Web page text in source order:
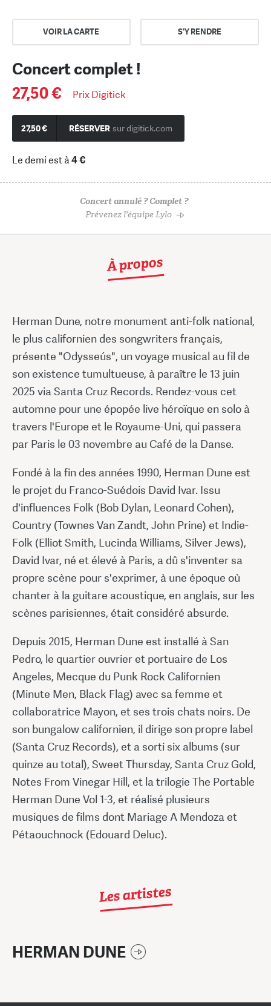
VOIR LA CARTE S'Y RENDRE
Concert complet !
27,50 €
Prix Digitick
27,50 € RÉSERVER sur digitick.com
Le demi est à4 €
Concert annulé ? Complet ?
Prévenez l'équipe Lylo
À propos
Herman Dune, notre monument anti-folk national,
le plus californien des songwriters français,
présente "Odysseús", un voyage musical au fil de
son existence tumultueuse, à paraître le 13 juin
2025 via Santa Cruz Records. Rendez-vous cet
automne pour une épopée live héroïque en solo à
travers l'Europe et le Royaume-Uni, qui passera
par Paris le 03 novembre au Café de la Danse.
Fondé à la fin des années 1990, Herman Dune est
le projet du Franco-Suédois David Ivar. Issu
d'influences Folk (Bob Dylan, Leonard Cohen),
Country (Townes Van Zandt, John Prine) et Indie-
Folk (Elliot Smith, Lucinda Williams, Silver Jews),
David Ivar, né et élevé à Paris, a dû s'inventer sa
propre scène pour s'exprimer, à une époque où
chanter à la guitare acoustique, en anglais, sur les
scènes parisiennes, était considéré absurde.
Depuis 2015, Herman Dune est installé à San
Pedro, le quartier ouvrier et portuaire de Los
Angeles, Mecque du Punk Rock Californien
(Minute Men, Black Flag) avec sa femme et
collaboratrice Mayon, et ses trois chats noirs. De
son bungalow californien, il dirige son propre label
(Santa Cruz Records), et a sorti six albums (sur
quinze au total), Sweet Thursday, Santa Cruz Gold,
Notes From Vinegar Hill, et la trilogie The Portable
Herman Dune Vol 1-3, et réalisé plusieurs
musiques de films dont Mariage A Mendoza et
Pétaouchnock (Edouard Deluc).
Les artistes
HERMAN DUNE